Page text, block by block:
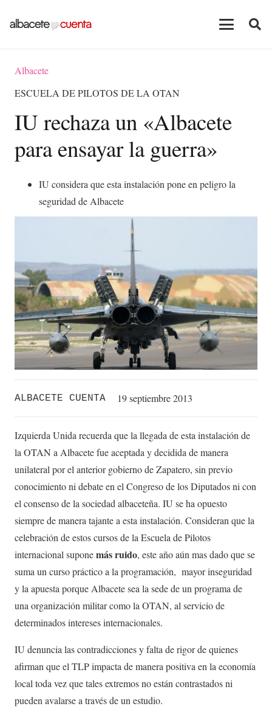
Albacete
ESCUELA DE PILOTOS DE LA OTAN
IU rechaza un «Albacete
para ensayar la guerra»
IU considera que esta instalación pone en peligro la
seguridad de Albacete
ALBACETE CUENTA 19 septiembre 2013
Izquierda Unida recuerda que la llegada de esta instalación de
la OTAN a Albacete fue aceptada y decidida de manera
unilateral por el anterior gobierno de Zapatero, sin previo
conocimiento ni debate en el Congreso de los Diputados ni con
el consenso de la sociedad albaceteña. IU se ha opuesto
siempre de manera tajante a esta instalación. Consideran que la
celebración de estos cursos de la Escuela de Pilotos
internacional suponemás ruido, este año aún mas dado que se
suma un curso práctico a la programación, mayor inseguridad
y la apuesta porque Albacete sea la sede de un programa de
una organización militar como la OTAN, al servicio de
determinados intereses internacionales.
IU denuncia las contradicciones y falta de rigor de quienes
afirman que el TLP impacta de manera positiva en la economía
local toda vez que tales extremos no están contrastados ni
pueden avalarse a través de un estudio.